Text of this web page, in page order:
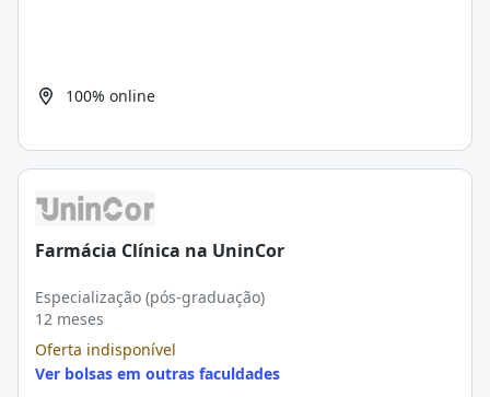
100% online
Farmácia Clínica na UninCor
Especialização (pós-graduação)
12 meses
Oferta indisponível
Ver bolsas em outras faculdades